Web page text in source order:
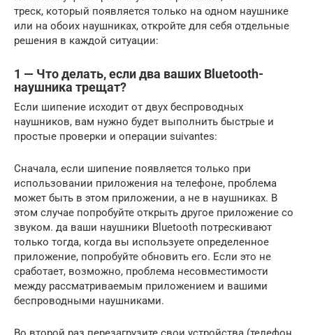
треск, который появляется только на одном наушнике
или на обоих наушниках, откройте для себя отдельные
решения в каждой ситуации:
1 — Что делать, если два ваших Bluetooth-
наушника трещат?
Если шипение исходит от двух беспроводных
наушников, вам нужно будет выполнить быстрые и
простые проверки и операции suivantes:
Сначала, если шипение появляется только при
использовании приложения на телефоне, проблема
может быть в этом приложении, а не в наушниках. В
этом случае попробуйте открыть другое приложение со
звуком. да ваши наушники Bluetooth потрескивают
только тогда, когда вы используете определенное
приложение, попробуйте обновить его. Если это не
сработает, возможно, проблема несовместимости
между рассматриваемым приложением и вашими
беспроводными наушниками.